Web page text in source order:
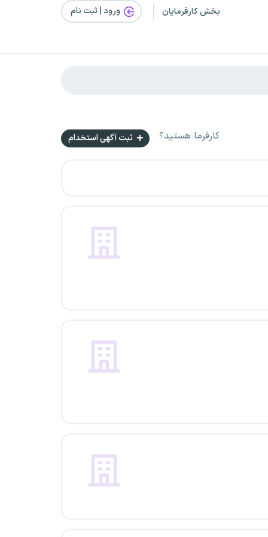
بخش کارفرمایان ورود | ثبت‌ نام
کارفرما هستید؟ ثبت آگهی استخدام